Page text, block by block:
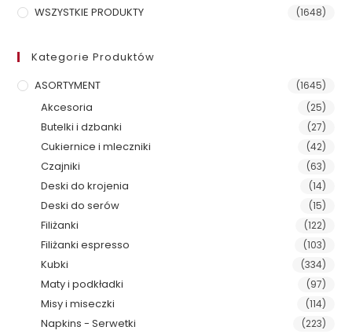
WSZYSTKIE PRODUKTY (1648)
Kategorie Produktów
ASORTYMENT
(1645)
Akcesoria (25)
Butelki i dzbanki (27)
Cukiernice i mleczniki (42)
Czajniki (63)
Deski do krojenia (14)
Deski do serów (15)
Filiżanki (122)
Filiżanki espresso (103)
Kubki (334)
Maty i podkładki (97)
Misy i miseczki (114)
Napkins - Serwetki (223)